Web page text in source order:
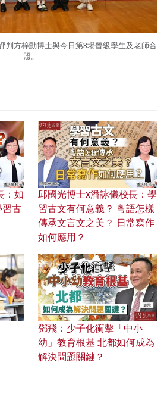
判方梓勳博士與今日第3場晉級學生及老師合
照。
：如
習古
邱國光博士x潘詠儀校長：學
習古文有何意義？ 粵語怎樣
傳承文言文之美？ 日常寫作
如何應用？
鄧飛：少子化衝擊「中小
幼」教育根基 北都如何成為
解決問題關鍵？